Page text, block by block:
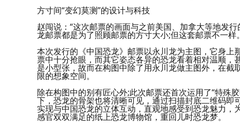
方寸间“变幻莫测”的设计与科技
赵闯说：“这次邮票的画面与之前美国、加拿大等地发
龙邮票都是为了照顾邮票的方寸大小;但这套邮票不一样
本次发行的《中国恐龙》邮票以永川龙为主图，它身
票中十分抢眼，而其它姿态各异的恐龙看着相对温顺
是小型张，故而在构图中除了用永川龙做主图外，在
限的想象空间。
除在构图中的别有匠心外;此次邮票还首次运用了“特殊
下，恐龙的骨架也将清晰可见，通过扫描封底二维码
实现与中国恐龙的立体互动，直观地感受到恐龙魅力
感官双双满足的纸上恐龙博物馆，重回儿时恐龙梦。